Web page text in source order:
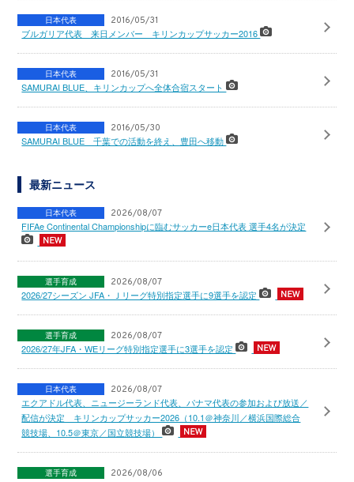
日本代表 2016/05/31
ブルガリア代表 来日メンバー キリンカップサッカー2016
日本代表 2016/05/31
SAMURAI BLUE、キリンカップへ全体合宿スタート
日本代表 2016/05/30
SAMURAI BLUE 千葉での活動を終え、豊田へ移動
最新ニュース
日本代表 2026/08/07
FIFAe Continental Championshipに臨むサッカーe日本代表 選手4名が決定
選手育成 2026/08/07
2026/27シーズン JFA・Ｊリーグ特別指定選手に9選手を認定
選手育成 2026/08/07
2026/27年JFA・WEリーグ特別指定選手に3選手を認定
日本代表 2026/08/07
エクアドル代表、ニュージーランド代表、パナマ代表の参加および放送／
配信が決定 キリンカップサッカー2026（10.1＠神奈川／横浜国際総合
競技場、10.5＠東京／国立競技場）
選手育成 2026/08/06